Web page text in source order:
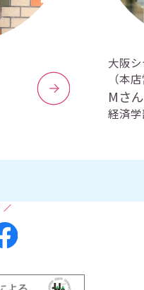
大阪
（本
Mさん
経済